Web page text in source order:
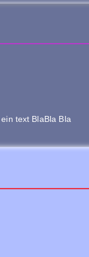
text BlaBla Bla